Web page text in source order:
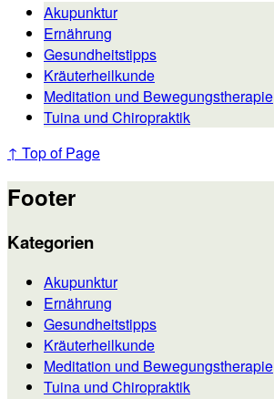
Akupunktur
Ernährung
Gesundheitstipps
Kräuterheilkunde
Meditation und Bewegungstherapie
Tuina und Chiropraktik
↑ Top of Page
Footer
Kategorien
Akupunktur
Ernährung
Gesundheitstipps
Kräuterheilkunde
Meditation und Bewegungstherapie
Tuina und Chiropraktik